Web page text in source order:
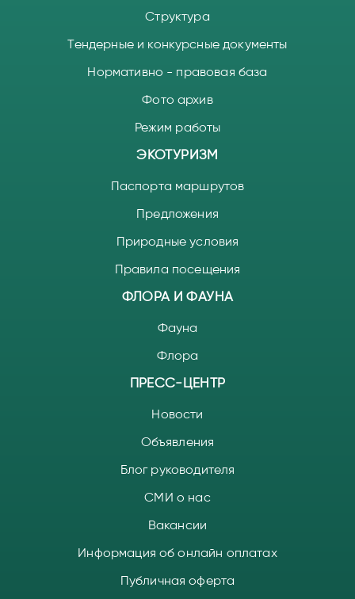
Структура
Тендерные и конкурсные документы
Нормативно - правовая база
Фото архив
Режим работы
ЭКОТУРИЗМ
Паспорта маршрутов
Предложения
Природные условия
Правила посещения
ФЛОРА И ФАУНА
Фауна
Флора
ПРЕСС-ЦЕНТР
Новости
Объявления
Блог руководителя
СМИ о нас
Вакансии
Информация об онлайн оплатах
Публичная оферта